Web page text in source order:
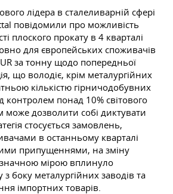
лідера в сталеливарній сфері
повідомили про можливість
плоского прокату в 4 кварталі
для європейських споживачів
за тонну щодо попередньої
що володіє, крім металургійних
кількістю гірничодобувних
контролем понад 10% світового
може дозволити собі диктувати
стосується замовлень,
в останньому кварталі
припущеннями, на зміну
значною мірою вплинуло
боку металургійних заводів та
імпортних товарів.